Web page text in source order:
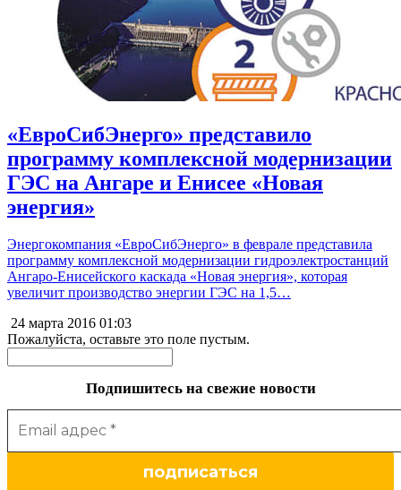
«ЕвроСибЭнерго» представило
программу комплексной модернизации
ГЭС на Ангаре и Енисее «Новая
энергия»
Энергокомпания «ЕвроСибЭнерго» в феврале представила
программу комплексной модернизации гидроэлектростанций
Ангаро-Енисейского каскада «Новая энергия», которая
увеличит производство энергии ГЭС на 1,5…
24 марта 2016 01:03
Пожалуйста, оставьте это поле пустым.
Подпишитесь на свежие новости